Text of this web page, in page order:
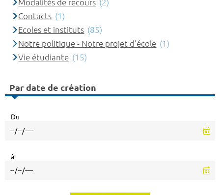
Modalités de recours (2)
Contacts (1)
Ecoles et instituts (85)
Notre politique - Notre projet d'école (1)
Vie étudiante (15)
Par date de création
Du
à